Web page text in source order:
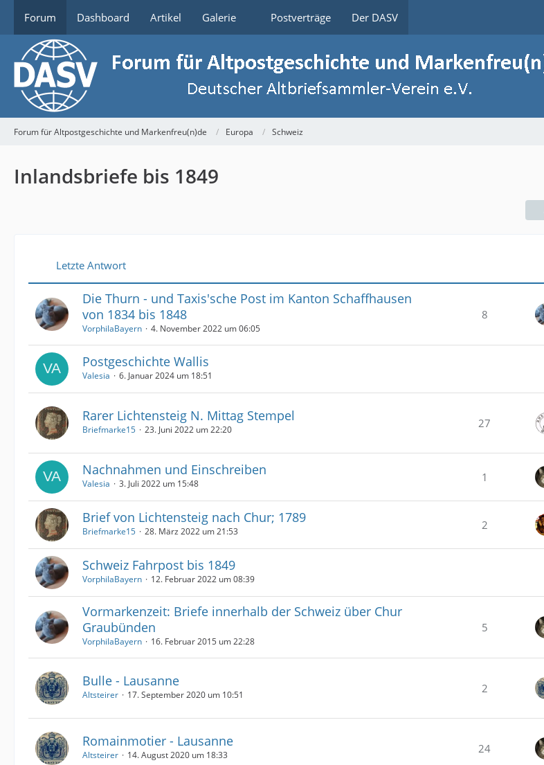
Forum Dashboard Artikel Galerie Postverträge Der DASV
Forum für Altpostgeschichte und Markenfreu(n)de Europa Schweiz
Inlandsbriefe bis 1849
Letzte Antwort
Die Thurn - und Taxis'sche Post im Kanton Schaffhausen
von 1834 bis 1848
VorphilaBayern 4. November 2022 um 06:05
8
Postgeschichte Wallis
Valesia 6. Januar 2024 um 18:51
Rarer Lichtensteig N. Mittag Stempel
Briefmarke15 23. Juni 2022 um 22:20 27
Nachnahmen und Einschreiben
Valesia 3. Juli 2022 um 15:48 1
Brief von Lichtensteig nach Chur; 1789
Briefmarke15 28. März 2022 um 21:53 2
Schweiz Fahrpost bis 1849
VorphilaBayern 12. Februar 2022 um 08:39
Vormarkenzeit: Briefe innerhalb der Schweiz über Chur
Graubünden
VorphilaBayern 16. Februar 2015 um 22:28
5
Bulle - Lausanne
Altsteirer 17. September 2020 um 10:51 2
Romainmotier - Lausanne
Altsteirer 14. August 2020 um 18:33 24